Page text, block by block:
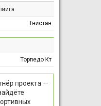
Гнистан
Торпедо Кт
проекта —